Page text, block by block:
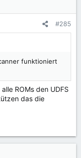
#285
funktioniert
ROMs den UDFS
das die